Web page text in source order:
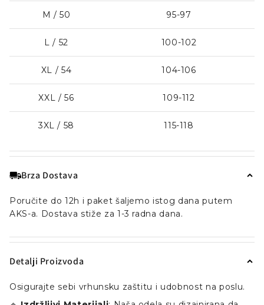
M / 50 95-97
L / 52 100-102
XL / 54 104-106
XXL / 56 109-112
3XL / 58 115-118
Brza Dostava
Poručite do 12h i paket šaljemo istog dana putem
AKS-a. Dostava stiže za 1-3 radna dana.
Detalji Proizvoda
Osigurajte sebi vrhunsku zaštitu i udobnost na poslu.